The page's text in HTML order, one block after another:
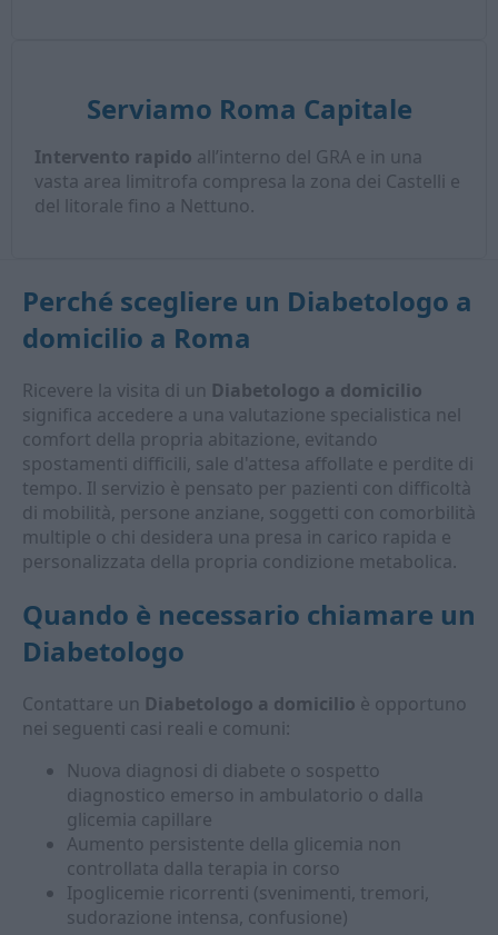
Serviamo Roma Capitale
Intervento rapido all’interno del GRA e in una
vasta area limitrofa compresa la zona dei Castelli e
del litorale fino a Nettuno.
Perché scegliere un Diabetologo a
domicilio a Roma
Ricevere la visita di un Diabetologo a domicilio
significa accedere a una valutazione specialistica nel
comfort della propria abitazione, evitando
spostamenti difficili, sale d'attesa affollate e perdite di
tempo. Il servizio è pensato per pazienti con difficoltà
di mobilità, persone anziane, soggetti con comorbilità
multiple o chi desidera una presa in carico rapida e
personalizzata della propria condizione metabolica.
Quando è necessario chiamare un
Diabetologo
Contattare un Diabetologo a domicilio è opportuno
nei seguenti casi reali e comuni:
Nuova diagnosi di diabete o sospetto
diagnostico emerso in ambulatorio o dalla
glicemia capillare
Aumento persistente della glicemia non
controllata dalla terapia in corso
Ipoglicemie ricorrenti (svenimenti, tremori,
sudorazione intensa, confusione)